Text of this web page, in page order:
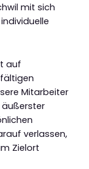
mit sich
auf
Mitarbeiter
verlassen,
Zielort